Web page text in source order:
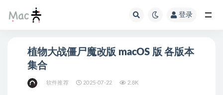
登录
植物大战僵尸魔改版 macOS 版 各版本
集合
软件推荐 2025-07-22 2.8K